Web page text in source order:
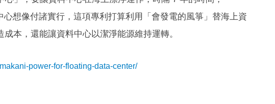
想像付諸實行，這項專利打算利用「會發電的風箏」替海上資
本，還能讓資料中心以潔淨能源維持運轉。
power-for-floating-data-center/